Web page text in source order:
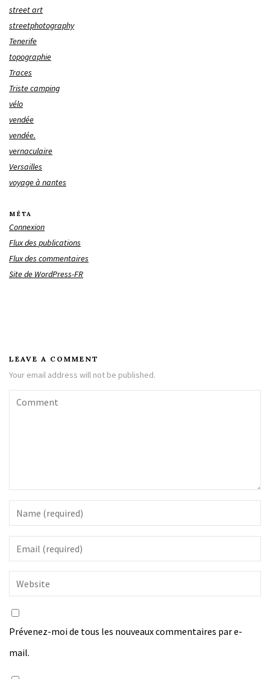
street art
streetphotography
Tenerife
topographie
Traces
Triste camping
vélo
vendée
vendée.
vernaculaire
Versailles
voyage à nantes
MÉTA
Connexion
Flux des publications
Flux des commentaires
Site de WordPress-FR
LEAVE A COMMENT
Your email address will not be published.
Prévenez-moi de tous les nouveaux commentaires par e-
mail.